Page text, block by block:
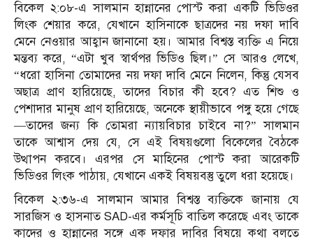
বিকেল ২:০৮-এ সালমান হান্নানের পোস্ট করা একটি ভিডিওর
লিংক শেয়ার করে, যেখানে হাসিনাকে ছাত্রদের নয় দফা দাবি
মেনে নেওয়ার আহ্বান জানানো হয়। আমার বিশ্বস্ত ব্যক্তি এ নিয়ে
মন্তব্য করে, “এটা খুব স্বার্থপর ভিডিও ছিল।” সে আরও লেখে,
“ধরো হাসিনা তোমাদের নয় দফা দাবি মেনে নিলেন, কিন্তু যেসব
অছাত্র প্রাণ হারিয়েছে, তাদের বিচার কী হবে? এত শিশু ও
পেশাদার মানুষ প্রাণ হারিয়েছে, অনেকে স্থায়ীভাবে পঙ্গু হয়ে গেছে
—তাদের জন্য কি তোমরা ন্যায়বিচার চাইবে না?” সালমান
তাকে আশ্বাস দেয় যে, সে এই বিষয়গুলো বিকেলের বৈঠকে
উত্থাপন করবে। এরপর সে মাহিনের পোস্ট করা আরেকটি
ভিডিওর লিংক পাঠায়, যেখানে একই বিষয়বস্তু তুলে ধরা হয়েছে।
বিকেল ২:৩৬-এ সালমান আমার বিশ্বস্ত ব্যক্তিকে জানায় যে
সারজিস ও হাসনাত SAD-এর কর্মসূচি বাতিল করেছে এবং তাকে
কাদের ও হান্নানের সঙ্গে এক দফার দাবির বিষয়ে কথা বলতে